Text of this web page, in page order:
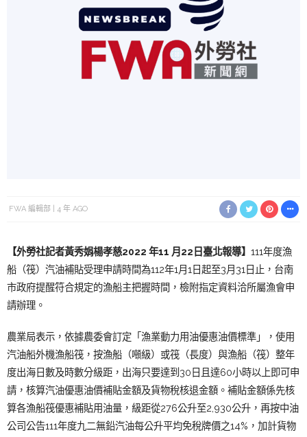
FWA 編輯部 4 年 AGO
【外勞社記者黃秀娟楊孝慈2022 年11 月22日臺北報導】 111年度漁
船（筏）汽油補貼受理申請時間為112年1月1日起至3月31日止，台南
市政府提醒符合規定的漁船主把握時間，檢附指定資料洽所屬漁會申
請辦理。
農業局表示，依據農委會訂定「漁業動力用油優惠油價標準」，使用
汽油船外機漁船筏，按漁船（噸級）或筏（長度）與漁船（筏）整年
度出海日數及時數分級距，出海只要達到30日且達60小時以上即可申
請，核算汽油優惠油價補貼金額及貨物稅核退金額。補貼金額係先核
算各漁船筏優惠補貼用油量，級距從276公升至2,930公升，再按中油
公司公告111年度九二無鉛汽油每公升平均免稅牌價之14%，加計貨物